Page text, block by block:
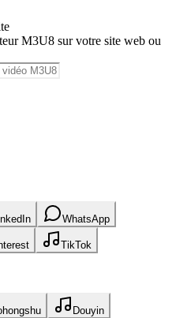
M3U8 sur votre site web ou
WhatsApp
TikTok
Douyin